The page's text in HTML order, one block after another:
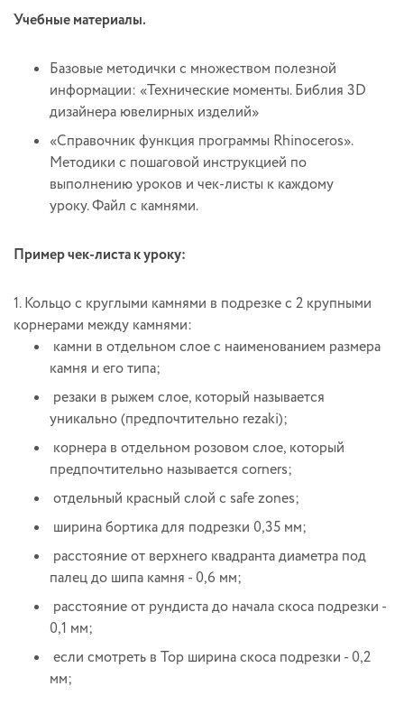
Учебные материалы.
Базовые методички с множеством полезной
информации: «Технические моменты. Библия 3D
дизайнера ювелирных изделий»
«Справочник функция программы Rhinoceros».
Методики с пошаговой инструкцией по
выполнению уроков и чек-листы к каждому
уроку. Файл с камнями.
Пример чек-листа к уроку:
1. Кольцо с круглыми камнями в подрезке с 2 крупными
корнерами между камнями:
камни в отдельном слое с наименованием размера
камня и его типа;
резаки в рыжем слое, который называется
уникально (предпочтительно rezaki);
корнера в отдельном розовом слое, который
предпочтительно называется corners;
отдельный красный слой с safe zones;
ширина бортика для подрезки 0,35 мм;
расстояние от верхнего квадранта диаметра под
палец до шипа камня - 0,6 мм;
расстояние от рундиста до начала скоса подрезки -
0,1 мм;
если смотреть в Тор ширина скоса подрезки - 0,2
мм;